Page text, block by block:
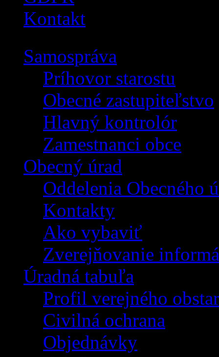
Kontakt
Samospráva
Príhovor starostu
Obecné zastupiteľstvo
Hlavný kontrolór
Zamestnanci obce
Obecný úrad
Oddelenia Obecného
Kontakty
Ako vybaviť
Zverejňovanie
Úradná tabuľa
Profil verejného
Civilná ochrana
Objednávky